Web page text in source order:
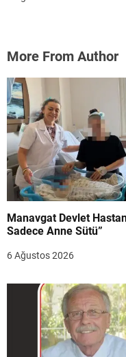
More From Author
Manavgat Devlet
Sadece Anne Sütü”
6 Ağustos 2026